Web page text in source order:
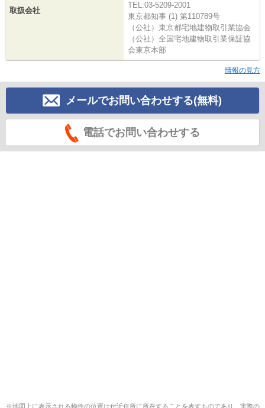
取扱会社
TEL:03-5209-2001
東京都知事 (1) 第110789号
（公社）東京都宅地建物取引業協会
（公社）全国宅地建物取引業保証協
会東京本部
情報の見方
メールでお問い合わせする(無料)
電話でお問い合わせする
※地図上に表示される物件の位置は付近住所に所在することを表すものであり、実際の